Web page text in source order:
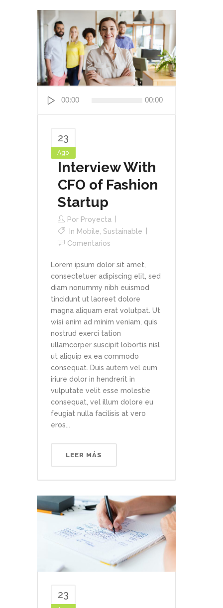
00:00 00:00
23
Ago
Interview With
CFO of Fashion
Startup
Por Proyecta
In Mobile Sustainable
Comentarios
Lorem ipsum dolor sit amet,
consectetuer adipiscing elit, sed
diam nonummy nibh euismod
tincidunt ut laoreet dolore
magna aliquam erat volutpat. Ut
wisi enim ad minim veniam, quis
nostrud exerci tation
ullamcorper suscipit lobortis nisl
ut aliquip ex ea commodo
consequat. Duis autem vel eum
iriure dolor in hendrerit in
vulputate velit esse molestie
consequat, vel illum dolore eu
feugiat nulla facilisis at vero
eros...
LEER MÁS
23